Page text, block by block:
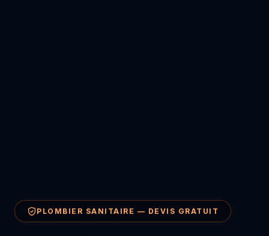
PLOMBIER SANITAIRE — DEVIS GRATUIT